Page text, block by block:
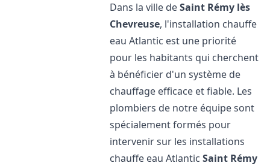
Dans la ville deSaint Rémy lès
Chevreuse, l'installation chauffe
eau Atlantic est une priorité
pour les habitants qui cherchent
à bénéficier d'un système de
chauffage efficace et fiable. Les
plombiers de notre équipe sont
spécialement formés pour
intervenir sur les installations
chauffe eau AtlanticSaint Rémy